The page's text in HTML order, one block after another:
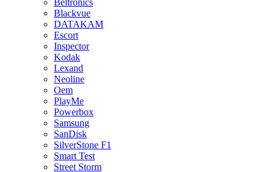
Beltronics
Blackvue
DATAKAM
Escort
Inspector
Kodak
Lexand
Neoline
Oem
PlayMe
Powerbox
Samsung
SanDisk
SilverStone F1
Smart Test
Street Storm